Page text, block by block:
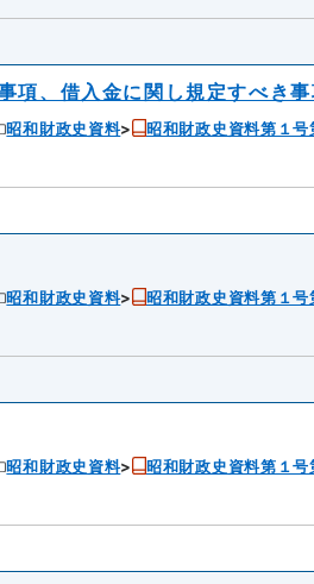
項、借入金に関し規定すべき事
昭和財政史資料
昭和財政史資料第１号
昭和財政史資料
昭和財政史資料第１号
昭和財政史資料
昭和財政史資料第１号